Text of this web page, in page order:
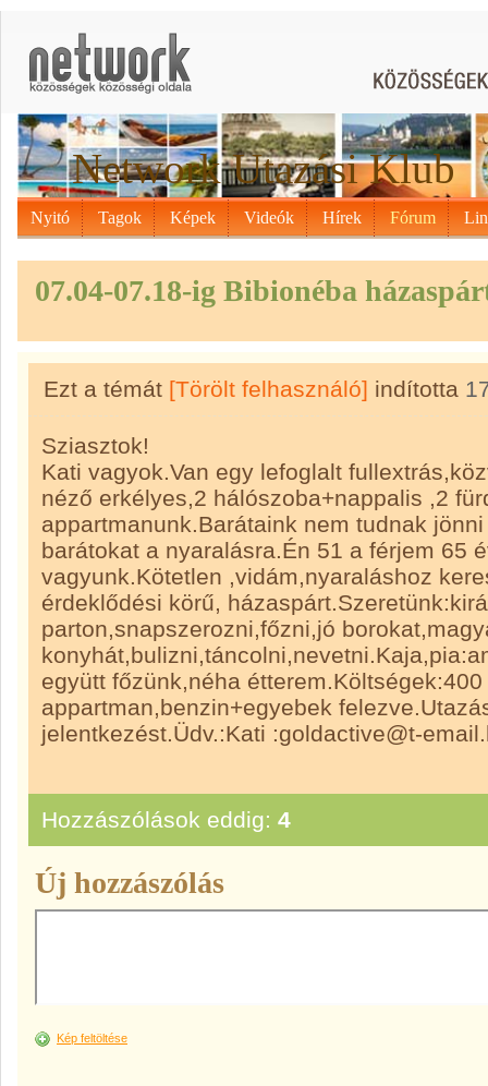
Network Utazási Klub
Nyitó Tagok Képek Videók Hírek Fórum
07.04-07.18-ig Bibionéba
Ezt a témát [Törölt felhasználó] indította
Sziasztok!
Kati vagyok.Van egy lefoglalt
néző erkélyes,2 hálószoba+nappalis ,2
appartmanunk.Barátaink nem tudnak
barátokat a nyaralásra.Én 51 a férjem 65
vagyunk.Kötetlen ,vidám,nyaraláshoz
érdeklődési körű,
parton,snapszerozni,főzni,jó
együtt főzünk,néha
appartman,benzin+egyebek
jelentkezést.Üdv.:Kati :goldactive@t-
Hozzászólások eddig: 4
Új hozzászólás
Kép feltöltése